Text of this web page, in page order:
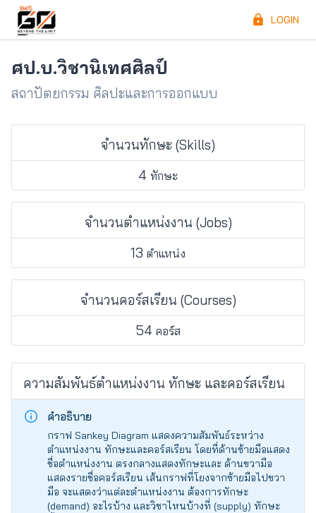
LOGIN
ศป.บ.วิชานิเทศศิลป์
สถาปัตยกรรม ศิลปะและการออกแบบ
จำนวนทักษะ (Skills)
4 ทักษะ
จำนวนตำแหน่งงาน (Jobs)
13 ตำแหน่ง
จำนวนคอร์สเรียน (Courses)
54 คอร์ส
ความสัมพันธ์ตำแหน่งงาน ทักษะ และคอร์สเรียน
คำอธิบาย
กราฟ Sankey Diagram แสดงความสัมพันธ์ระหว่าง
ตำแหน่งงาน ทักษะและคอร์สเรียน โดยที่ด้านซ้ายมือแสดง
ชื่อตำแหน่งงาน ตรงกลางแสดงทักษะและ ด้านขวามือ
แสดงรายชื่อคอร์สเรียน เส้นกราฟที่โยงจากซ้ายมือไปขวา
มือ จะแสดงว่าแต่ละตำแหน่งงาน ต้องการทักษะ
(demand) อะไรบ้าง และวิชาไหนบ้างที่ (supply) ทักษะ